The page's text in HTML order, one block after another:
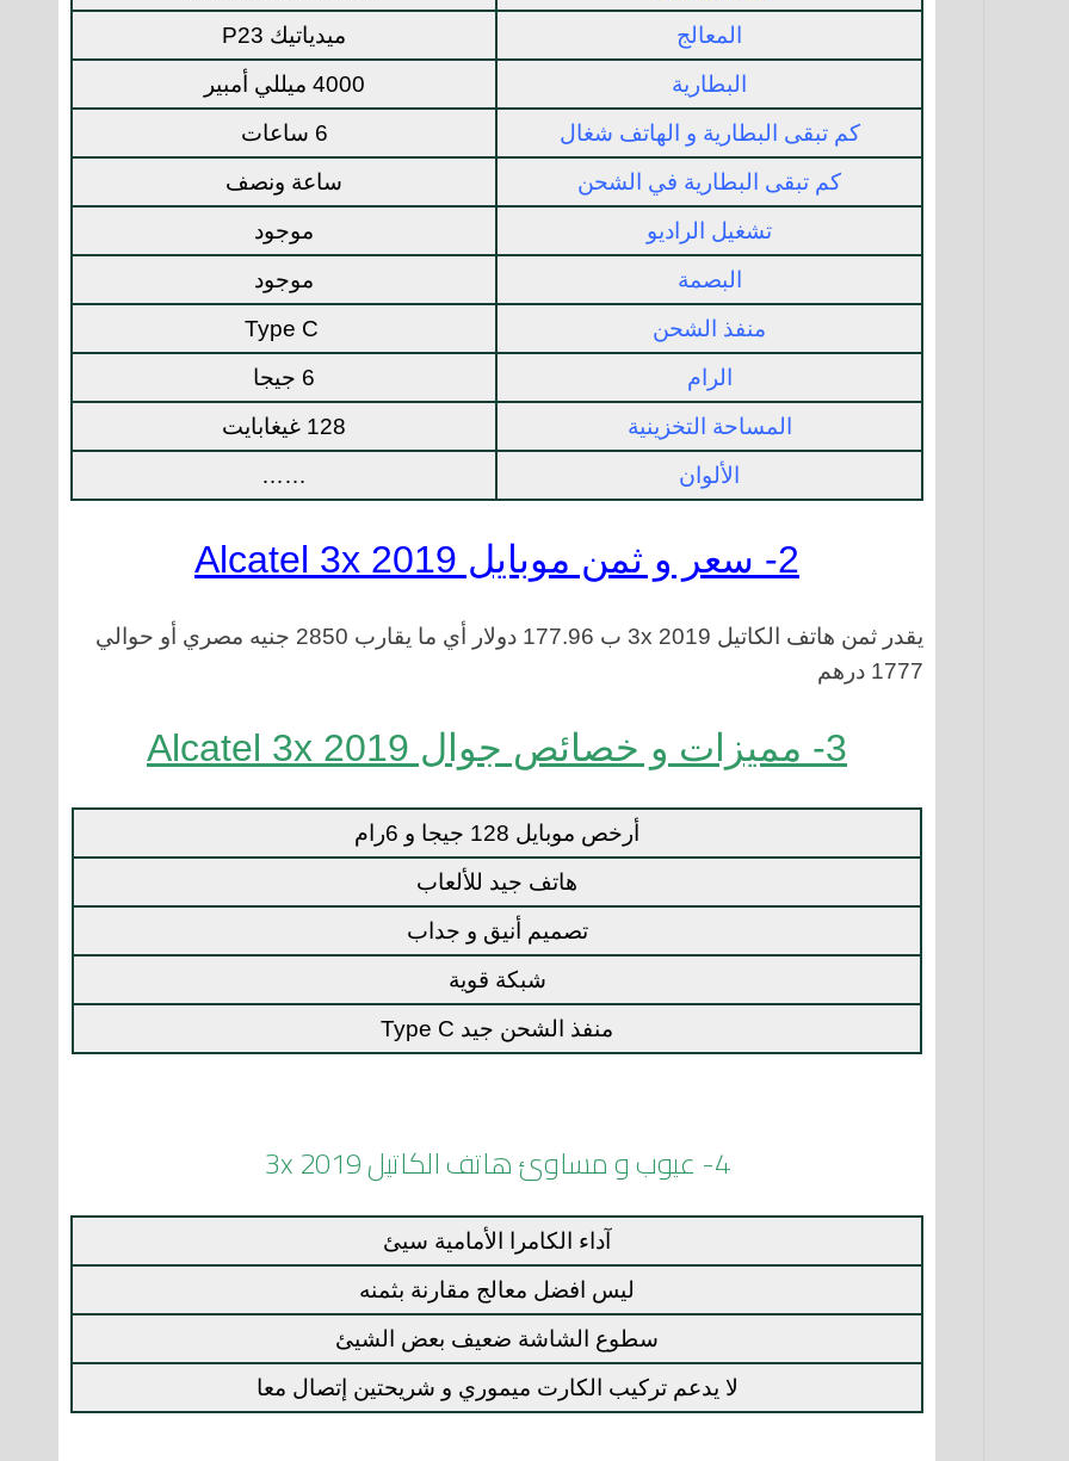
المعالج
ميدياتيك P23
البطارية
4000 ميللي أمبير
كم تبقى البطارية و الهاتف شغال
6 ساعات
كم تبقى البطارية في الشحن
ساعة ونصف
تشغيل الراديو
موجود
البصمة
موجود
منفذ الشحن
الرام
6 جيجا
المساحة التخزينية
128 غيغابايت
الألوان
……
2- سعر و ثمن موبايل Alcatel 3x 2019
يقدر ثمن هاتف الكاتيل 3x 2019 ب 177.96 دولار أي ما يقارب 2850 جنيه مصري أو حوالي
1777 درهم
3- مميزات و خصائص جوال Alcatel 3x 2019
أرخص موبايل 128 جيجا و 6رام
هاتف جيد للألعاب
تصميم أنيق و جداب
شبكة قوية
منفذ الشحن جيد Type C
4- عيوب و مساوئ هاتف الكاتيل 3x 2019
آداء الكامرا الأمامية سيئ
ليس افضل معالج مقارنة بثمنه
سطوع الشاشة ضعيف بعض الشيئ
لا يدعم تركيب الكارت ميموري و شريحتين إتصال معا